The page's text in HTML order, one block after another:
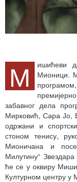
М
ишићеви
Мионици.
забавног дела
Мирковић, Сара Јо,
одржани и
стоном тенису,
Мионичана и
Милутину“
ће се у оквиру
Културном центру у